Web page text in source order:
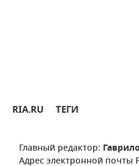
RIA.RU ТЕГИ
Главный редактор:
Адрес электронной почты